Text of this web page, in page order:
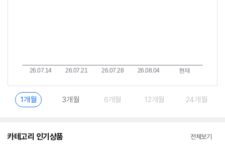
1개월 3개월 6개월 12개월 24개월
카테고리 인기상품 전체보기